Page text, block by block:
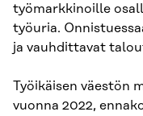
työmarkkinoille
työuria.
ja vauhdittavat
Työikäisen väestön
vuonna 2022,